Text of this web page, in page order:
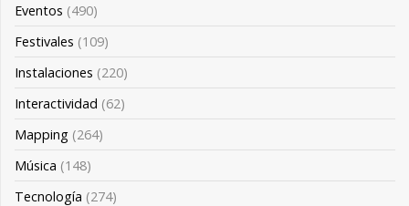
Eventos (490)
Festivales (109)
Instalaciones (220)
Interactividad (62)
Mapping (264)
Música (148)
Tecnología (274)